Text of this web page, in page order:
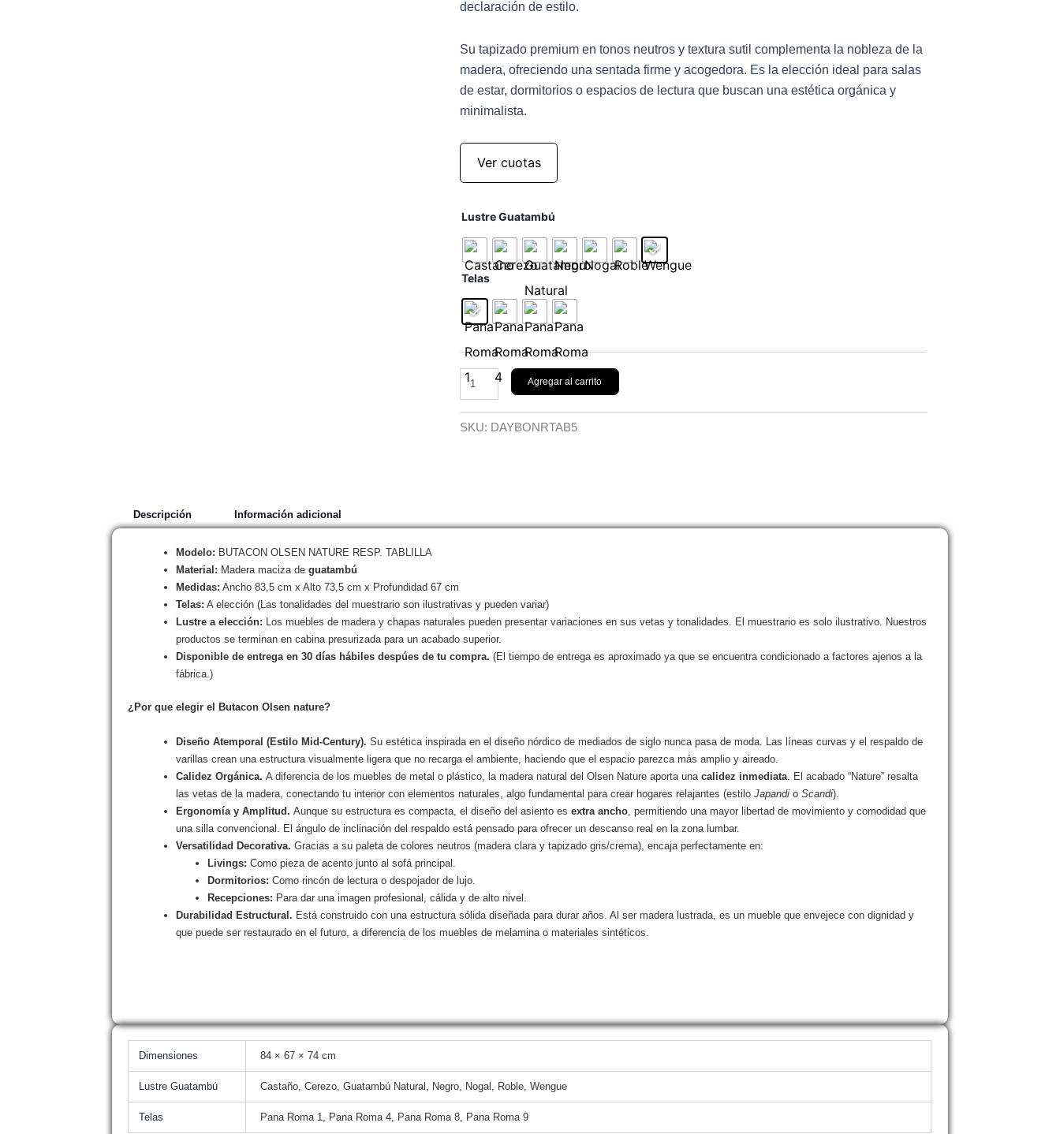
declaración de estilo.
Su tapizado premium en tonos neutros y textura sutil complementa la nobleza de la
madera, ofreciendo una sentada firme y acogedora. Es la elección ideal para salas
de estar, dormitorios o espacios de lectura que buscan una estética orgánica y
minimalista.
Ver cuotas
Lustre Guatambú
Telas
Butacon
Nature
cantidad
Agregar al carrito
SKU: DAYBONRTAB5
Descripción Información adicional
Modelo: BUTACON OLSEN NATURE RESP. TABLILLA
Material: Madera maciza de guatambú
Medidas: Ancho 83,5 cm x Alto 73,5 cm x Profundidad 67 cm
Telas: A elección (Las tonalidades del muestrario son ilustrativas y pueden variar)
Lustre a elección:
Los muebles de madera y chapas naturales pueden presentar variaciones en sus vetas y tonalidades. El muestrario es solo ilustrativo. Nuestros
productos se terminan en cabina presurizada para un acabado superior.
Disponible de entrega en 30 días hábiles despúes de tu compra. (El tiempo de entrega es aproximado ya que se encuentra condicionado a factores ajenos a la
fábrica.)
¿Por que elegir el Butacon Olsen nature?
Diseño Atemporal (Estilo Mid-Century). Su estética inspirada en el diseño nórdico de mediados de siglo nunca pasa de moda. Las líneas curvas y el respaldo de
varillas crean una estructura visualmente ligera que no recarga el ambiente, haciendo que el espacio parezca más amplio y aireado.
Calidez Orgánica. A diferencia de los muebles de metal o plástico, la madera natural del Olsen Nature aporta una calidez inmediata. El acabado “Nature” resalta
las vetas de la madera, conectando tu interior con elementos naturales, algo fundamental para crear hogares relajantes (estilo Japandio Scandi).
Ergonomía y Amplitud. Aunque su estructura es compacta, el diseño del asiento es extra ancho, permitiendo una mayor libertad de movimiento y comodidad que
una silla convencional. El ángulo de inclinación del respaldo está pensado para ofrecer un descanso real en la zona lumbar.
Versatilidad Decorativa. Gracias a su paleta de colores neutros (madera clara y tapizado gris/crema), encaja perfectamente en:
Livings: Como pieza de acento junto al sofá principal.
Dormitorios: Como rincón de lectura o despojador de lujo.
Recepciones: Para dar una imagen profesional, cálida y de alto nivel.
Durabilidad Estructural. Está construido con una estructura sólida diseñada para durar años. Al ser madera lustrada, es un mueble que envejece con dignidad y
que puede ser restaurado en el futuro, a diferencia de los muebles de melamina o materiales sintéticos.
Dimensiones 84 × 67 × 74 cm
Lustre Guatambú Castaño, Cerezo, Guatambú Natural, Negro, Nogal, Roble, Wengue
Telas Pana Roma 1, Pana Roma 4, Pana Roma 8, Pana Roma 9